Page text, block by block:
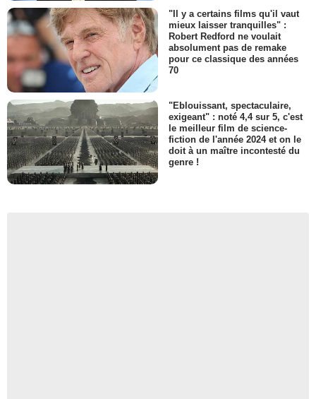
"Il y a certains films qu'il vaut
mieux laisser tranquilles" :
Robert Redford ne voulait
absolument pas de remake
pour ce classique des années
70
"Eblouissant, spectaculaire,
exigeant" : noté 4,4 sur 5, c'est
le meilleur film de science-
fiction de l'année 2024 et on le
doit à un maître incontesté du
genre !